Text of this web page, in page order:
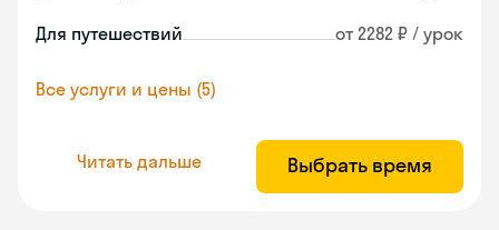
Для путешествий от 2282 ₽ / урок
Все услуги и цены (5)
Читать дальше Выбрать время